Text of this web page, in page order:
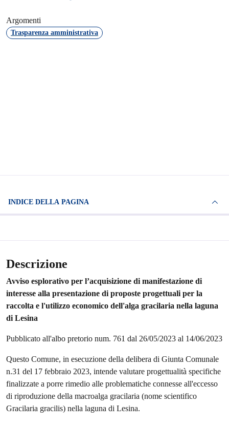
Argomenti
Trasparenza amministrativa
INDICE DELLA PAGINA
Descrizione
Avviso esplorativo per l’acquisizione di manifestazione di
interesse alla presentazione di proposte progettuali per la
raccolta e l'utilizzo economico dell'alga gracilaria nella laguna
di Lesina
Pubblicato all'albo pretorio num. 761 dal 26/05/2023 al 14/06/2023
Questo Comune, in esecuzione della delibera di Giunta Comunale
n.31 del 17 febbraio 2023, intende valutare progettualità specifiche
finalizzate a porre rimedio alle problematiche connesse all'eccesso
di riproduzione della macroalga gracilaria (nome scientifico
Gracilaria gracilis) nella laguna di Lesina.